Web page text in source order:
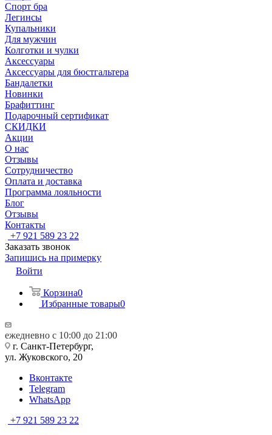
Спорт бра
Легинсы
Купальники
Для мужчин
Колготки и чулки
Аксессуары
Аксессуары для бюстгальтера
Бандалетки
Новинки
Брафиттинг
Подарочный сертификат
СКИДКИ
Акции
О нас
Отзывы
Сотрудничество
Оплата и доставка
Программа лояльности
Блог
Отзывы
Контакты
+7 921 589 23 22
Заказать звонок
Запишись на примерку
Войти
Корзина0
Избранные товары0
ежедневно с 10:00 до 21:00
г. Санкт-Петербург,
ул. Жуковского, 20
Вконтакте
Telegram
WhatsApp
+7 921 589 23 22